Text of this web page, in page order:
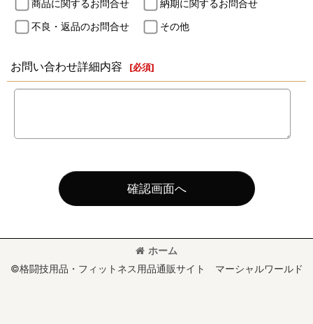
商品に関するお問合せ
納期に関するお問合せ
不良・返品のお問合せ
その他
お問い合わせ詳細内容 [必須]
確認画面へ
ホーム
©格闘技用品・フィットネス用品通販サイト マーシャルワールド